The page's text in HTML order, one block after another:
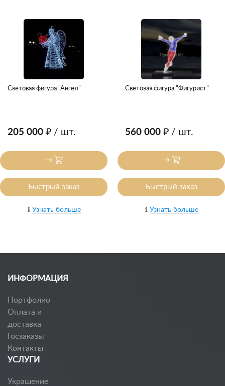
Световая фигура "Ангел"
205 000 ₽ / шт.
Быстрый заказ
Узнать больше
Световая фигура "Фигурист"
560 000 ₽ / шт.
Быстрый заказ
Узнать больше
ИНФОРМАЦИЯ
Портфолио
Оплата и
доставка
Госзаказы
Контакты
УСЛУГИ
Украшение